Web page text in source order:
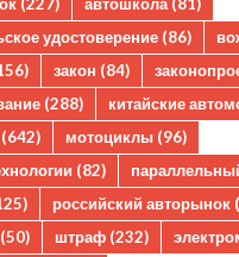
удостоверение (86)
закон (84)
(288) китайские
(642) мотоциклы (96)
(82)
российский авторынок
(50) штраф (232)